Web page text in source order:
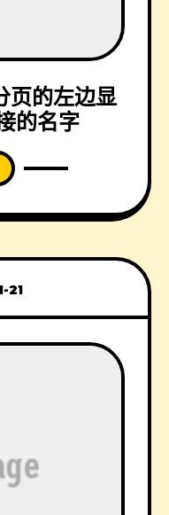
页的左边显
的名字
21